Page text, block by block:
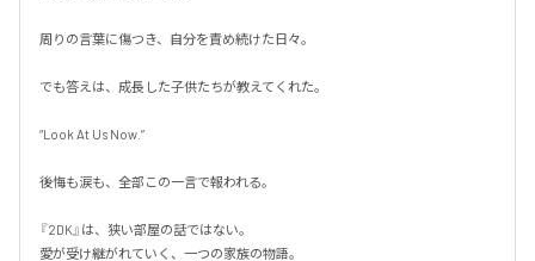
周りの言葉に傷つき、自分を責め続けた日々。
でも答えは、成長した子供たちが教えてくれた。
“Look At Us Now.”
後悔も涙も、全部この一言で報われる。
『2DK』は、狭い部屋の話ではない。
愛が受け継がれていく、一つの家族の物語。